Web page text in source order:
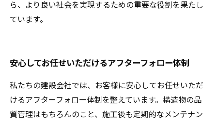
ら、より良い社会を実現するための重要な役割を果たし
ています。
安心してお任せいただけるアフターフォロー体制
私たちの建設会社では、お客様に安心してお任せいただ
けるアフターフォロー体制を整えています。構造物の品
質管理はもちろんのこと、施工後も定期的なメンテナン